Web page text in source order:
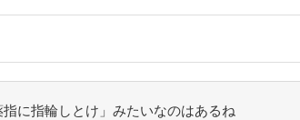
に指輪しとけ」みたいなのはあるね